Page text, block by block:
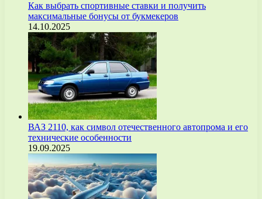
Как выбрать спортивные ставки и получить
максимальные бонусы от букмекеров
14.10.2025
ВАЗ 2110, как символ отечественного автопрома и его
технические особенности
19.09.2025